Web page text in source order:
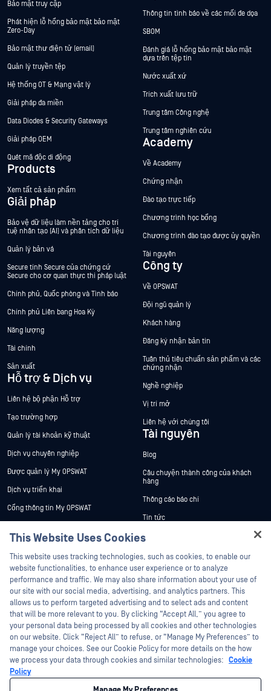
Bảo mật truy cập
Phát hiện lỗ hổng bảo mật bảo mật
Zero-Day
Bảo mật thư điện tử (email)
Quản lý truyền tệp
Hệ thống OT & Mạng vật lý
Giải pháp đa miền
Data Diodes & Security Gateways
Giải pháp OEM
Quét mã độc di động
Products
Xem tất cả sản phẩm
Giải pháp
Bảo vệ dữ liệu làm nền tảng cho trí
tuệ nhân tạo (AI) và phân tích dữ liệu
Quản lý bản vá
Secure tính Secure của chứng cứ
Secure cho cơ quan thực thi pháp luật
Chính phủ, Quốc phòng và Tình báo
Chính phủ Liên bang Hoa Kỳ
Năng lượng
Tài chính
Sản xuất
Hỗ trợ & Dịch vụ
Liên hệ bộ phận Hỗ trợ
Tạo trường hợp
Quản lý tài khoản kỹ thuật
Dịch vụ chuyên nghiệp
Được quản lý My OPSWAT
Dịch vụ triển khai
Cổng thông tin My OPSWAT
Chương trình Xử lý Lỗ hổng Bảo mật
Đối tác
Chứng nhận
Đối tác công nghệ
Chương trình đối tác kênh phân phối
Thông tin tình báo về các mối đe dọa
SBOM
Đánh giá lỗ hổng bảo mật bảo mật
dựa trên tệp tin
Nước xuất xứ
Trích xuất lưu trữ
Trung tâm Công nghệ
Trung tâm nghiên cứu
Academy
Về Academy
Chứng nhận
Đào tạo trực tiếp
Chương trình học bổng
Chương trình đào tạo được ủy quyền
Tài nguyên
Công ty
Về OPSWAT
Đội ngũ quản lý
Khách hàng
Đăng ký nhận bản tin
Tuân thủ tiêu chuẩn sản phẩm và các
chứng nhận
Nghề nghiệp
Vị trí mở
Liên hệ với chúng tôi
Tài nguyên
Blog
Câu chuyện thành công của khách
hàng
Thông cáo báo chí
Tin tức
Sự kiện
Hội thảo trên trực tuyến
Datasheets
White Papers
Công cụ miễn phí
©2026 OPSWAT Công ty TNHH. Mọi quyền được bảo lưu. OPSWAT , MetaDefender
Metascan, MetaAccess , cái OPSWAT Logo, Không tin tưởng bất kỳ tệp tin nào.
Không tin tưởng bất kỳ thiết bị nào. OPSWAT Academy Bảo vệ thế giới cơ sở hạ
tầng trọng yếu Deep CDR™ Technology, InQuest, Logo InQuest, DFI, RetroHunt, Deep
This Website Uses Cookies
This website uses tracking technologies, such as cookies, to enable our
website functionalities, to enhance user experience or to analyze
performance and traffic. We may also share information about your use of
our site with our social media, advertising, and analytics partners. This
allows us to perform targeted advertising and to select ads and content
that will be more relevant to you. By clicking “Accept All,” you agree to
your personal data being processed by all cookies and other technologies
on our website. Click “Reject All” to refuse, or “Manage My Preferences” to
manage your choices. See our Cookie Policy for more details on the how
we process your data through cookies and similar technologies: Cookie
Policy
Hey there!
I'm Ozzy, your OPSWAT virtual assistant.
How can I help you secure what's critical
today?